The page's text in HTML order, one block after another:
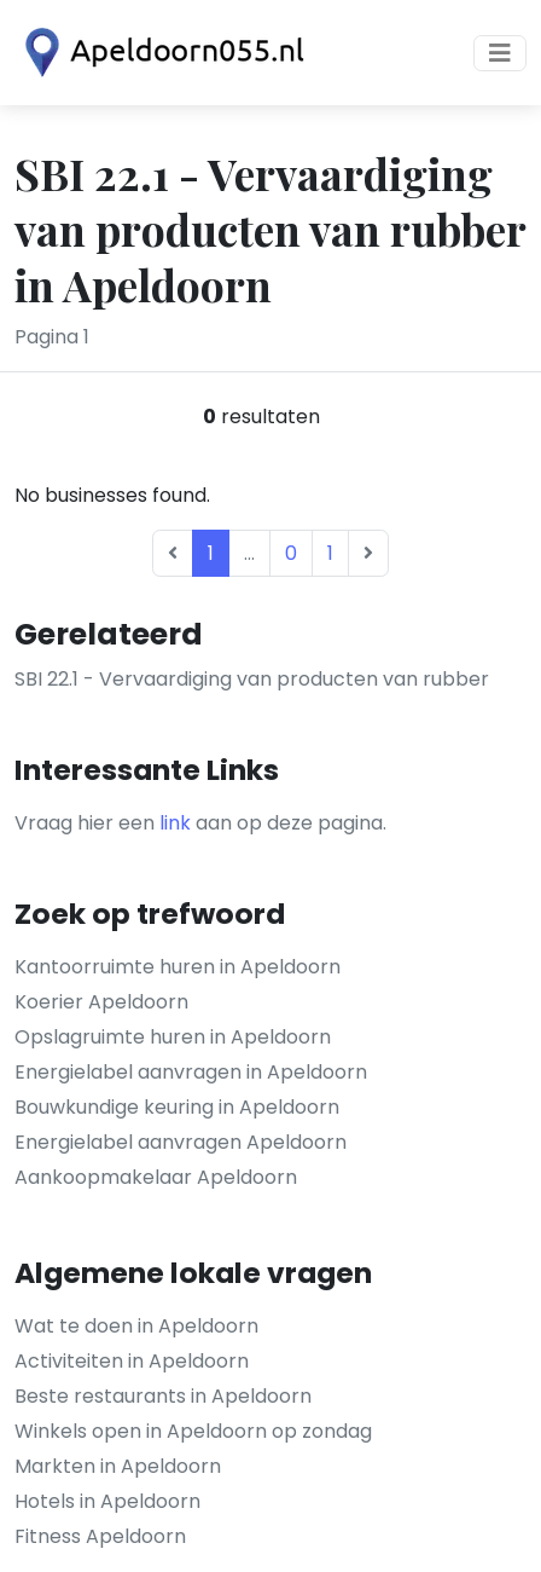
SBI 22.1 - Vervaardiging
van producten van rubber
in Apeldoorn
Pagina 1
Gerelateerd
SBI 22.1 - Vervaardiging van producten van rubber
Interessante Links
Vraag hier een linkaan op deze pagina.
Zoek op trefwoord
Kantoorruimte huren in Apeldoorn
Koerier Apeldoorn
Opslagruimte huren in Apeldoorn
Energielabel aanvragen in Apeldoorn
Bouwkundige keuring in Apeldoorn
Energielabel aanvragen Apeldoorn
Aankoopmakelaar Apeldoorn
Algemene lokale vragen
Wat te doen in Apeldoorn
Activiteiten in Apeldoorn
Beste restaurants in Apeldoorn
Winkels open in Apeldoorn op zondag
Markten in Apeldoorn
Hotels in Apeldoorn
Fitness Apeldoorn
0 resultaten
No businesses found.
1 ... 0 1